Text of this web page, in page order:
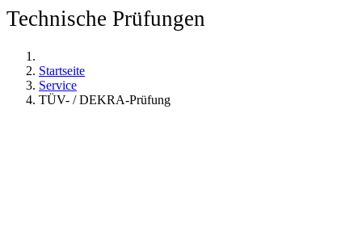
Technische Prüfungen
Startseite
Service
TÜV- / DEKRA-Prüfung